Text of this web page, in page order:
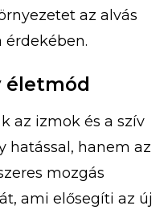
az alvás
érdekében.
életmód
az izmok és a szív
hatással, hanem az
mozgás
ami elősegíti az új